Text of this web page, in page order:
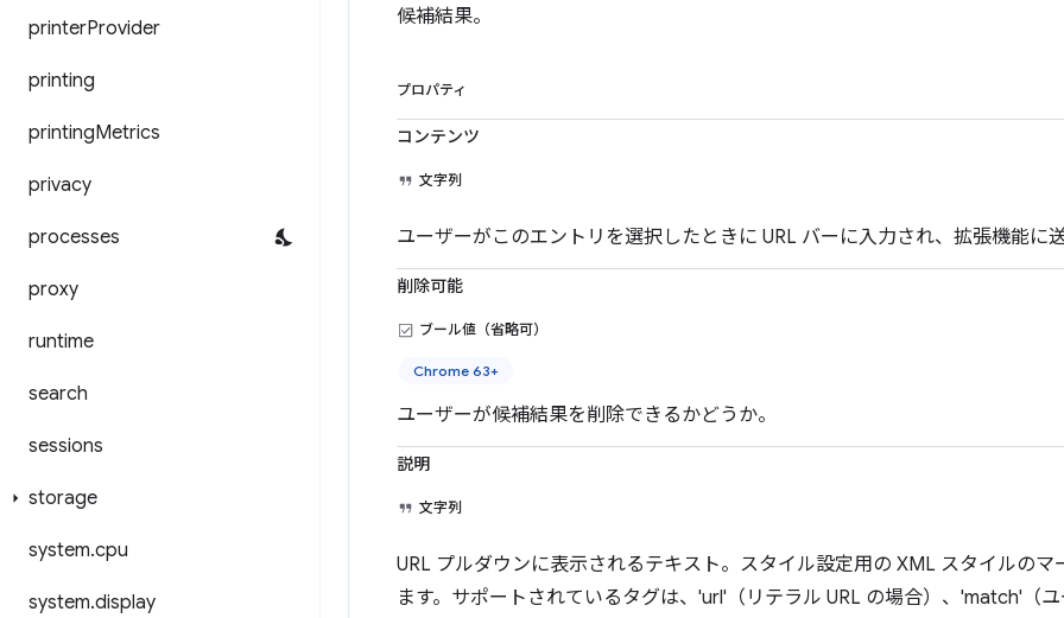
printerProvider
printing
printingMetrics
privacy
processes
proxy
runtime
search
sessions
storage
system.cpu
system.display
候補結果。
プロパティ
コンテンツ
文字列
ユーザーがこのエントリを選択したときに URL バーに入力され、拡張機能に
削除可能
ブール値（省略可）
Chrome 63+
ユーザーが候補結果を削除できるかどうか。
説明
文字列
URL プルダウンに表示されるテキスト。スタイル設定用の XML スタイルの
ます。サポートされているタグは、'url'（リテラル URL の場合）、'match'（